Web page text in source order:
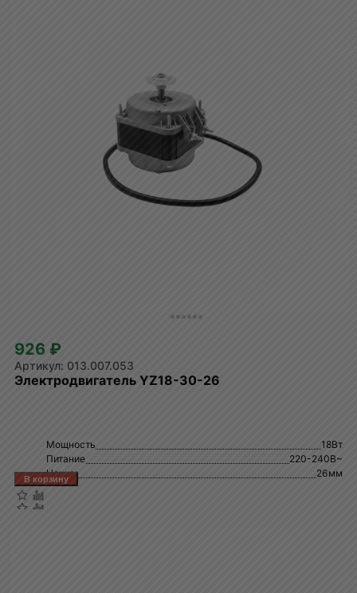
926 ₽
013.007.053
Электродвигатель YZ18-30-26
Мощность
18Вт
Питание
220-240В~
Ножки
26мм